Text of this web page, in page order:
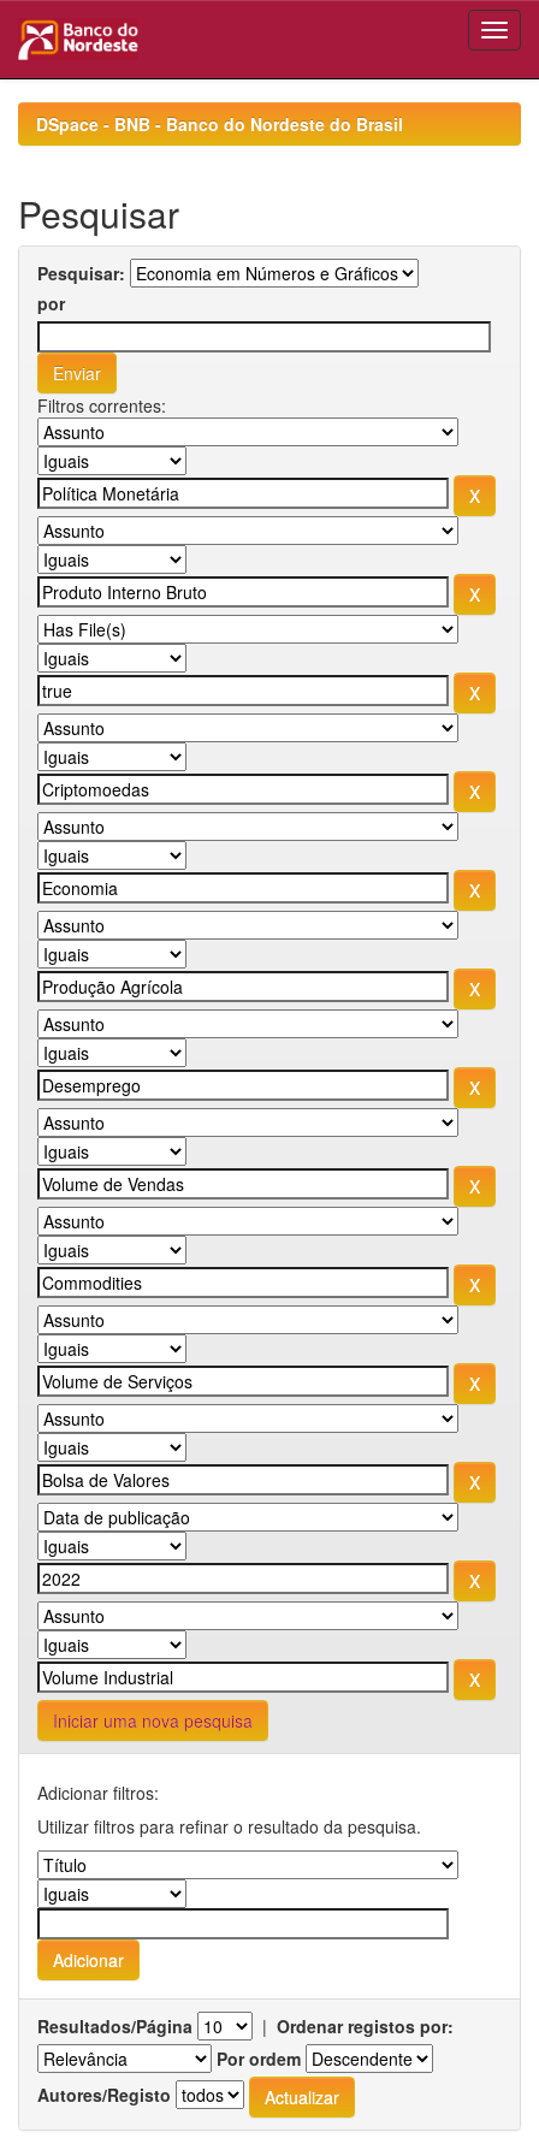
navigationDSpace - BNB - Banco do Nordeste do Brasil
Pesquisar
Pesquisar:
por
Filtros correntes:
Iniciar uma nova pesquisa
Adicionar filtros:
Utilizar filtros para refinar o resultado da pesquisa.
Resultados/Página | Ordenar registos por:
Por ordem
Autores/Registo